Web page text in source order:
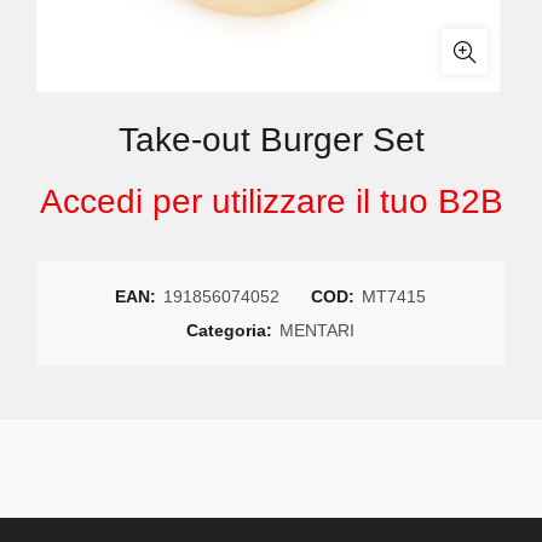
Take-out Burger Set
Accedi per utilizzare il tuo B2B
EAN: 191856074052 COD: MT7415
Categoria: MENTARI